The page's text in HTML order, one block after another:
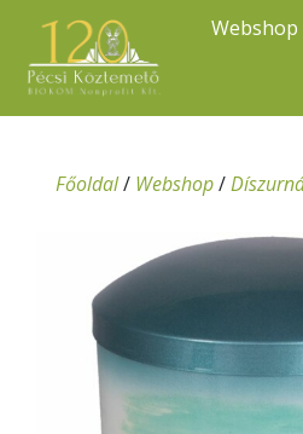
Webshop
Főoldal/ Webshop/